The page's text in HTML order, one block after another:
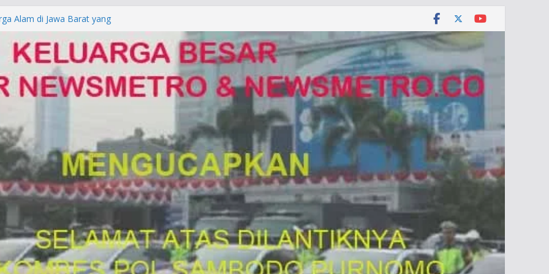
Alam di Jawa Barat yang
KUHAP Baru 2026, Tegaskan
Dipidana
DENPASAR DAN
POLDA BALI DIDUGA
ke Mabes Polri
Palsu, Kapolres
SIM